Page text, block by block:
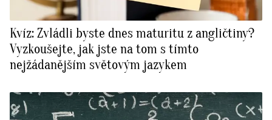
Kvíz: Zvládli byste dnes maturitu z angličtiny?
Vyzkoušejte, jak jste na tom s tímto
nejžádanějším světovým jazykem